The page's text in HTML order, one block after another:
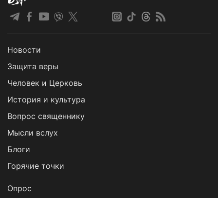
Новости
Защита веры
Человек и Церковь
История и культура
Вопрос священнику
Мысли вслух
Блоги
Горячие точки
Опрос